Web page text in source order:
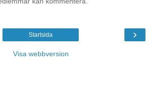
›
Startsida
Visa webbversion